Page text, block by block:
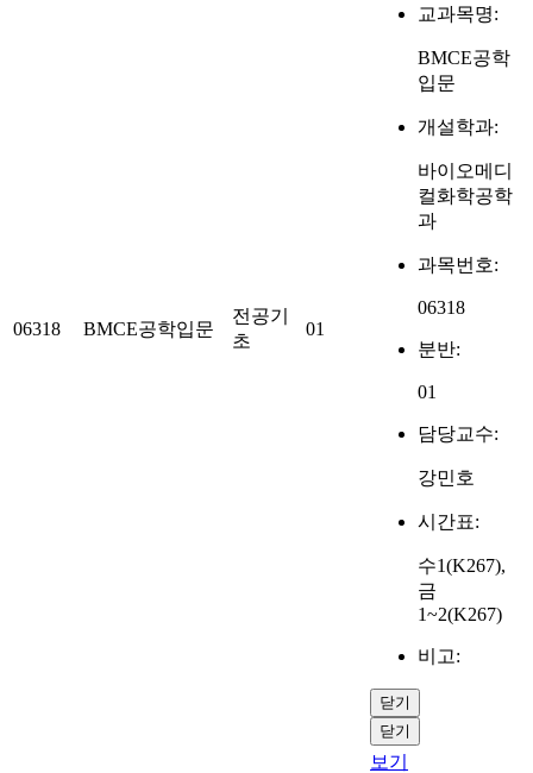
06318 BMCE공학입문
전공기
초
01
교과목명:
BMCE공학
입문
개설학과:
바이오메디
컬화학공학
과
과목번호:
06318
분반:
01
담당교수:
강민호
시간표:
수1(K267),
금
1~2(K267)
비고:
닫기
닫기
보기